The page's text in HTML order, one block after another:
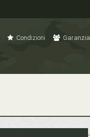
Condizioni Garanzia